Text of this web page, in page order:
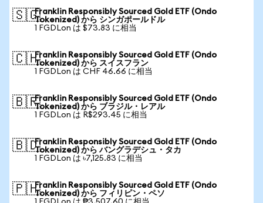
🇸🇬Franklin Responsibly Sourced Gold ETF (Ondo
Tokenized) から シンガポールドル
1 FGDLon は $73.83 に相当
🇨🇭Franklin Responsibly Sourced Gold ETF (Ondo
Tokenized) から スイスフラン
1 FGDLon は CHF 46.66 に相当
🇧🇷Franklin Responsibly Sourced Gold ETF (Ondo
Tokenized) から ブラジル・レアル
1 FGDLon は R$293.45 に相当
🇧🇩Franklin Responsibly Sourced Gold ETF (Ondo
Tokenized) から バングラデシュ・タカ
1 FGDLon は ৳7,125.83 に相当
🇵🇭Franklin Responsibly Sourced Gold ETF (Ondo
Tokenized) から フィリピン・ペソ